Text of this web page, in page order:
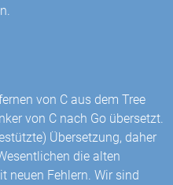
von C aus dem Tree
von C nach Go übersetzt.
Übersetzung, daher
die alten
neuen Fehlern. Wir sind